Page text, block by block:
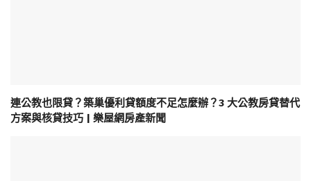
連公教也限貸？築巢優利貸額度不足怎麼辦？3 大公教房貸替代
方案與核貸技巧 | 樂屋網房產新聞